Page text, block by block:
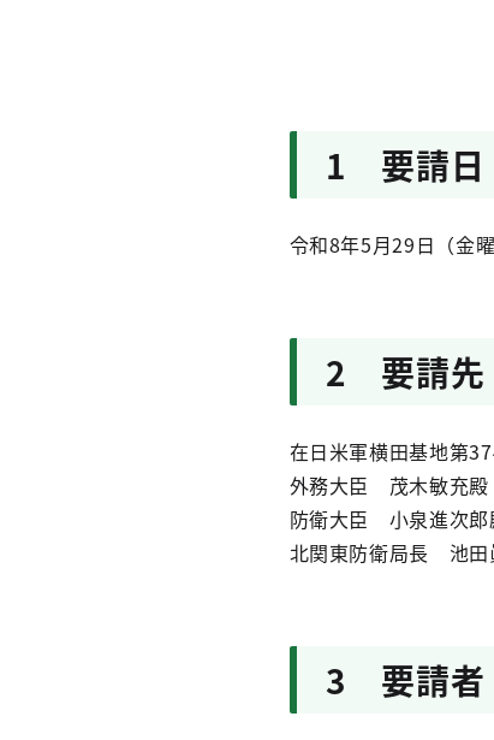
1 要請日
令和8年5月29日（金曜
2 要請先
在日米軍横田基地第
外務大臣 茂木敏充殿
防衛大臣 小泉進次郎
北関東防衛局長 池田
3 要請者